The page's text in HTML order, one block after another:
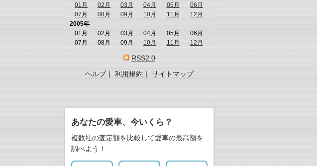
01月
02月 03月 04月 05月
06月
07月
08月 09月 10月 11月
12月
2005年
01月
02月 03月 04月 05月
06月
07月
08月 09月 10月 11月 12月
RSS2.0
ヘルプ｜ 利用規約 ｜ サイトマップ
あなたの愛車、今いくら？
複数社の査定額を比較して愛車の最高額を
調べよう！